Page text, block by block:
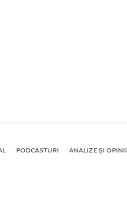
PODCASTURI ANALIZE ȘI OPINII